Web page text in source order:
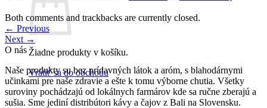
Žiadne produkty v košíku.
Vrátiť sa do obchodu
Both comments and trackbacks are currently closed.
← Previous
Next →
O nás
Naše produkty su bez prídavných látok a aróm, s blahodárnymi
učinkami pre naše zdravie a ešte k tomu výborne chutia. Všetky
suroviny pochádzajú od lokálnych farmárov kde sa ručne zberajú a
sušia. Sme jediní distribútori kávy a čajov z Bali na Slovensku.